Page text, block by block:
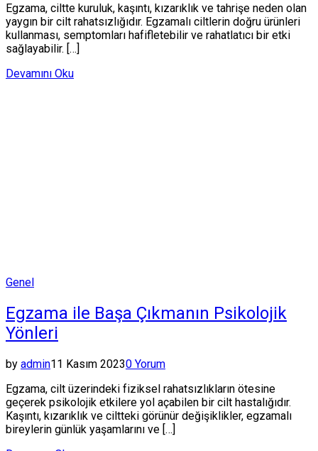
Egzama, ciltte kuruluk, kaşıntı, kızarıklık ve tahrişe neden olan
yaygın bir cilt rahatsızlığıdır. Egzamalı ciltlerin doğru ürünleri
kullanması, semptomları hafifletebilir ve rahatlatıcı bir etki
sağlayabilir. […]
Devamını Oku
Posted
Genel
Egzama ile Başa Çıkmanın Psikolojik
Yönleri
by admin11 Kasım 20230 Yorum
Egzama, cilt üzerindeki fiziksel rahatsızlıkların ötesine
geçerek psikolojik etkilere yol açabilen bir cilt hastalığıdır.
Kaşıntı, kızarıklık ve ciltteki görünür değişiklikler, egzamalı
bireylerin günlük yaşamlarını ve […]